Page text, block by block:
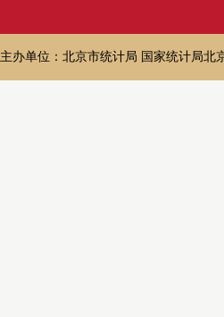
主办单位：北京市统计局 国家统计局